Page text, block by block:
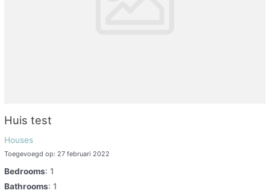
Huis test
Houses
Toegevoegd op: 27 februari 2022
Bedrooms: 1
Bathrooms: 1